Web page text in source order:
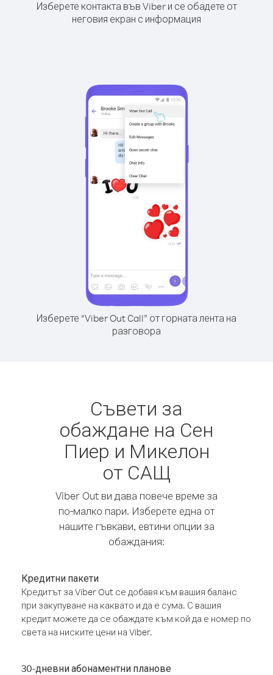
Изберете контакта във Viber и се обадете от
неговия екран с информация
Изберете “Viber Out Call” от горната лента на
разговора
Съвети за
обаждане на Сен
Пиер и Микелон
от САЩ
Viber Out ви дава повече време за
по-малко пари. Изберете една от
нашите гъвкави, евтини опции за
обаждания:
Кредитни пакети
Кредитът за Viber Out се добавя към вашия баланс
при закупуване на каквато и да е сума. С вашия
кредит можете да се обаждате към кой да е номер по
света на ниските цени на Viber.
30-дневни абонаментни планове